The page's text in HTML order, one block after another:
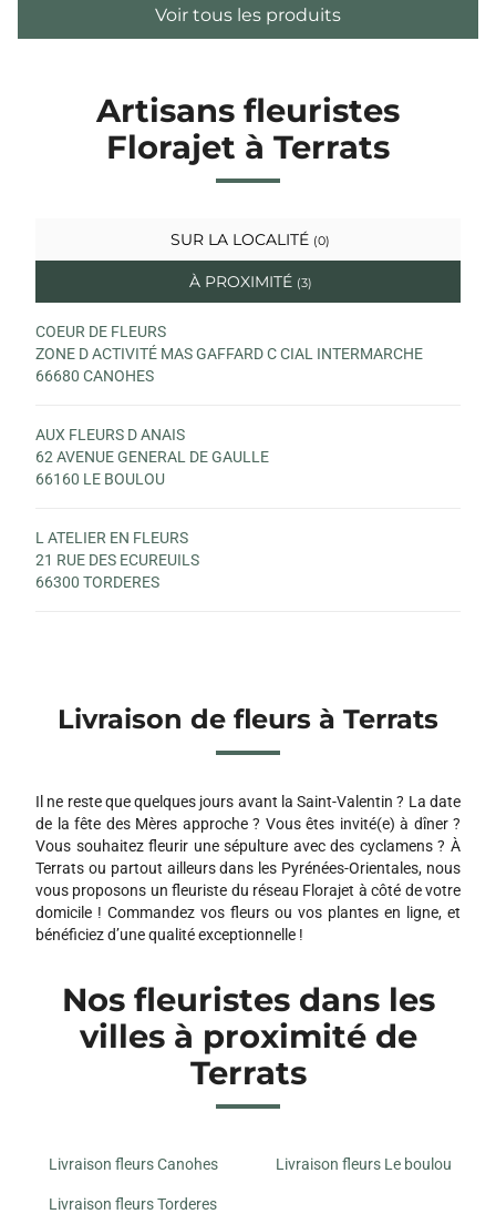
Voir tous les produits
Artisans fleuristes
Florajet à Terrats
SUR LA LOCALITÉ (0)
À PROXIMITÉ (3)
COEUR DE FLEURS
ZONE D ACTIVITÉ MAS GAFFARD C CIAL INTERMARCHE
66680 CANOHES
AUX FLEURS D ANAIS
62 AVENUE GENERAL DE GAULLE
66160 LE BOULOU
L ATELIER EN FLEURS
21 RUE DES ECUREUILS
66300 TORDERES
Livraison de fleurs à Terrats
Il ne reste que quelques jours avant la Saint-Valentin ? La date
de la fête des Mères approche ? Vous êtes invité(e) à dîner ?
Vous souhaitez fleurir une sépulture avec des cyclamens ? À
Terrats ou partout ailleurs dans les Pyrénées-Orientales, nous
vous proposons un fleuriste du réseau Florajet à côté de votre
domicile ! Commandez vos fleurs ou vos plantes en ligne, et
bénéficiez d’une qualité exceptionnelle !
Nos fleuristes dans les
villes à proximité de
Terrats
Livraison fleurs Canohes Livraison fleurs Le boulou
Livraison fleurs Torderes